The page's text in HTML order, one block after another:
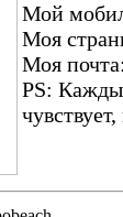
Мой
Моя
Моя почта:
PS: